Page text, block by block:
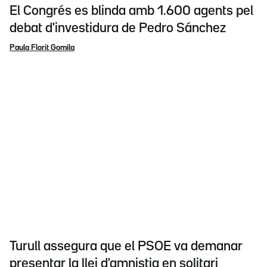
El Congrés es blinda amb 1.600 agents pel
debat d'investidura de Pedro Sánchez
Paula Florit Gomila
Turull assegura que el PSOE va demanar
presentar la llei d'amnistia en solitari